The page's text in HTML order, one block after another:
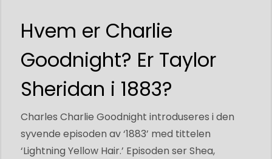
Hvem er Charlie
Goodnight? Er Taylor
Sheridan i 1883?
Charles Charlie Goodnight introduseres i den
syvende episoden av ‘1883’ med tittelen
‘Lightning Yellow Hair.’ Episoden ser Shea,